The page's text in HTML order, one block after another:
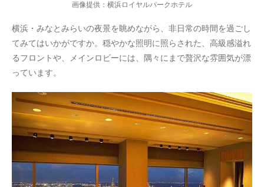
画像提供：横浜ロイヤルパークホテル
横浜・みなとみらいの夜景を眺めながら、非日常の時間を過ごし
てみてはいかがですか。 穏やかな照明に照らされた、高級感溢れ
るフロントや、
メインロビーには、隅々にまで贅沢な雰囲気が漂
っています。